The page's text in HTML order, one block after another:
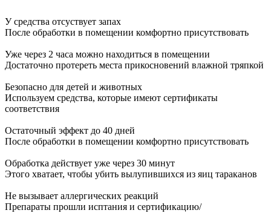
У средства отсуствует запах
После обработки в помещении комфортно присутствовать
Уже через 2 часа можно находиться в помещении
Достаточно протереть места прикосновений влажной тряпкой
Безопасно для детей и животных
Используем средства, которые имеют сертификаты
соответствия
Остаточный эффект до 40 дней
После обработки в помещении комфортно присутствовать
Обработка действует уже через 30 минут
Этого хватает, чтобы убить вылупившихся из яиц тараканов
Не вызывает аллергических реакций
Препараты прошли исптания и сертификацию/